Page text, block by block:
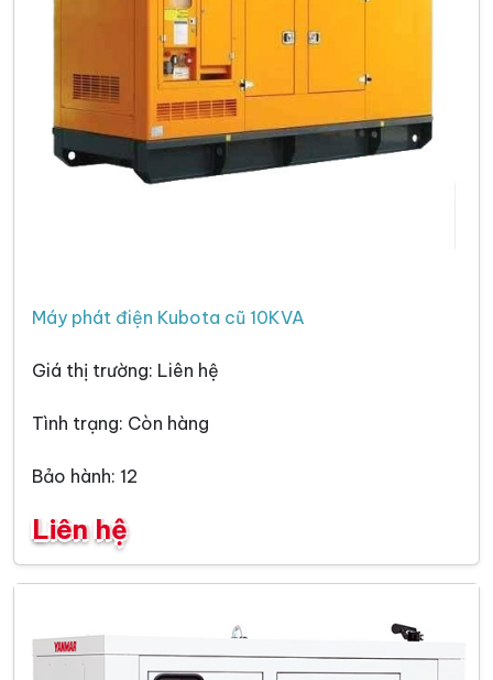
Máy phát điện Kubota cũ 10KVA
Giá thị trường: Liên hệ
Tình trạng: Còn hàng
Bảo hành: 12
Liên hệ